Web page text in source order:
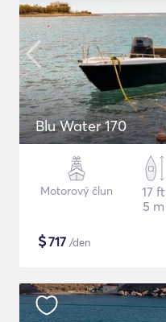
Blu Water 170
Motorový člun
17 ft
5 m
$717 /den